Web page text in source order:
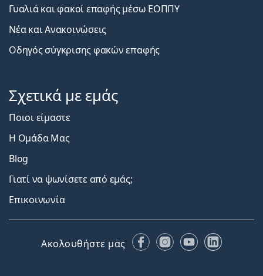
Γυαλιά και φακοί επαφής μέσω ΕΟΠΠΥ
Νέα και Ανακοινώσεις
Οδηγός σύγκρισης φακών επαφής
Σχετικά με εμάς
Ποιοι είμαστε
Η Ομάδα Μας
Blog
Γιατί να ψωνίσετε από εμάς;
Επικοινωνία
Ακολουθήστε μας FacebookInstagram
YouTubeLinkedIn